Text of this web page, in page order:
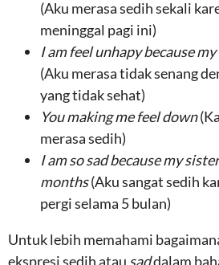
(Aku merasa sedih sekali
meninggal pagi ini)
I am feel unhapy because
(Aku merasa tidak senang
yang tidak sehat)
You making me feel down
merasa sedih)
I am so sad because my
months(Aku sangat sedih
pergi selama 5 bulan)
Untuk lebih memahami
ekspresi sedih atau saddalam